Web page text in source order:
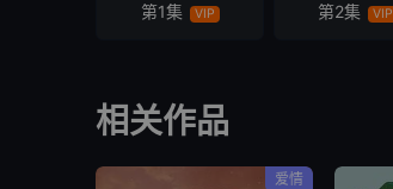
第1集 VIP 第2集 VIP
相关作品
爱情